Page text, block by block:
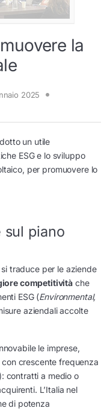
la
2025
un utile
ESG e lo sviluppo
per promuovere lo
sul piano
traduce per le aziende
competitività che
ESG (Environmental,
aziendali accolte
le imprese,
crescente frequenza
contratti a medio o
L’Italia nel
di potenza